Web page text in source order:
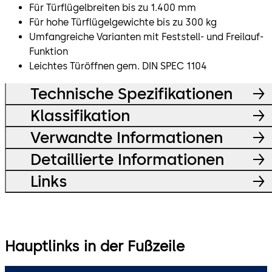
Für Türflügelbreiten bis zu 1.400 mm
Für hohe Türflügelgewichte bis zu 300 kg
Umfangreiche Varianten mit Feststell- und Freilauf-
Funktion
Leichtes Türöffnen gem. DIN SPEC 1104
Technische Spezifikationen
Klassifikation
Verwandte Informationen
Detaillierte Informationen
Links
Hauptlinks in der Fußzeile